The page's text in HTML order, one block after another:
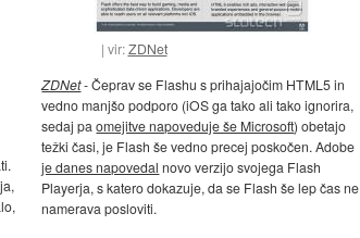
vir:ZDNet
ZDNet- Čeprav se Flashu s prihajajočim HTML5 in
vedno manjšo podporo (iOS ga tako ali tako ignorira,
sedaj paomejitve napoveduje še Microsoft) obetajo
težki časi, je Flash še vedno precej poskočen. Adobe
je danes napovedal novo verzijo svojega Flash
Playerja, s katero dokazuje, da se Flash še lep čas ne
namerava posloviti.